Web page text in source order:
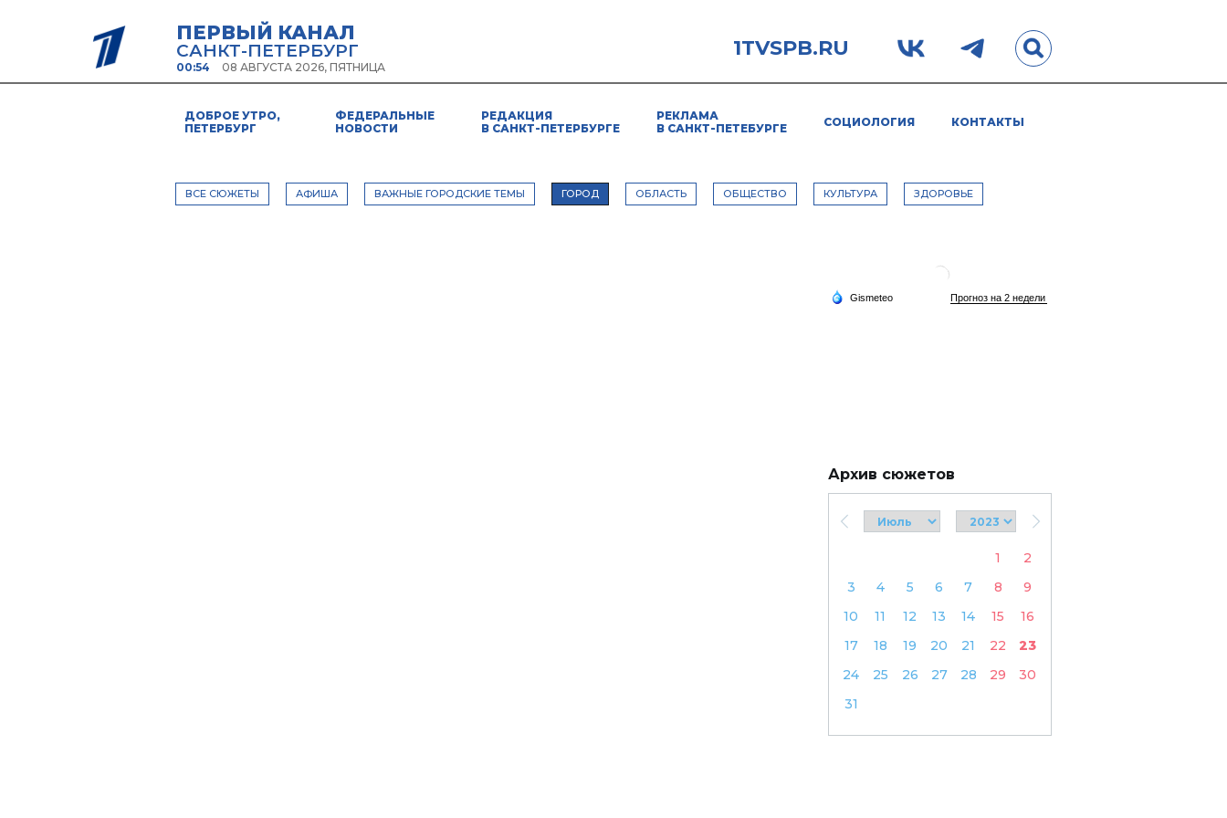
ПЕРВЫЙ КАНАЛ
САНКТ-ПЕТЕРБУРГ
00:54 08 АВГУСТА 2026, ПЯТНИЦА
1TVSPB.RU
ДОБРОЕ УТРО,
ПЕТЕРБУРГ
ФЕДЕРАЛЬНЫЕ
НОВОСТИ
РЕДАКЦИЯ
В САНКТ-ПЕТЕРБУРГЕ
РЕКЛАМА
В САНКТ-ПЕТЕБУРГЕ
СОЦИОЛОГИЯ КОНТАКТЫ
ВСЕ СЮЖЕТЫ АФИША ВАЖНЫЕ ГОРОДСКИЕ ТЕМЫ ГОРОД ОБЛАСТЬ ОБЩЕСТВО КУЛЬТУРА ЗДОРОВЬЕ
Архив сюжетов
1
2
3
4 5 6 7 8
9
10
11 12 13 14 15
16
17
18 19 20 21 22
23
24
25 26 27 28 29
30
31